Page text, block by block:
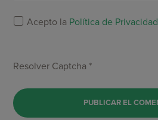
Acepto la Política de Privacidad
Resolver Captcha *